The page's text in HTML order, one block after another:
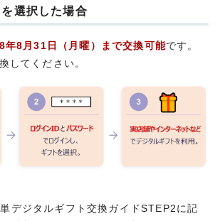
選択した場合
年8月31日（月曜）まで交換可能です。
してください。
単デジタルギフト交換ガイドSTEP2に記